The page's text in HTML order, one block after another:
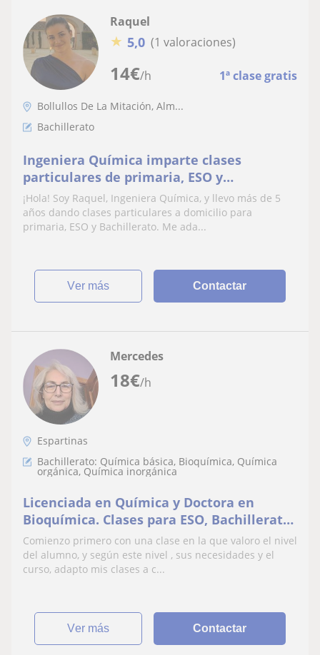
14€/h 1ª clase gratis
Raquel
★ 5,0 (1 valoraciones)
Bollullos De La Mitación, Alm...
Bachillerato
Ingeniera Química imparte clases
particulares de primaria, ESO y
Bachillerato a domicilio
¡Hola! Soy Raquel, Ingeniera Química, y llevo más de 5
años dando clases particulares a domicilio para
primaria, ESO y Bachillerato. Me ada...
ver más Contactar
18€/h
Mercedes
Espartinas
Bachillerato: Química básica, Bioquímica, Química
orgánica, Química inorgánica
Licenciada en Química y Doctora en
Bioquímica. Clases para ESO, Bachillerato,
FP y Universidad
Comienzo primero con una clase en la que valoro el nivel
del alumno, y según este nivel , sus necesidades y el
curso, adapto mis clases a c...
ver más Contactar